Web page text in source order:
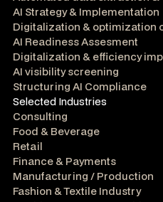
AI Strategy & Implementation
Digitalization & optimization
AI Readiness Assesment
Digitalization & efficiency
AI visibility screening
Structuring AI Compliance
Selected Industries
Consulting
Food & Beverage
Retail
Finance & Payments
Manufacturing / Production
Fashion & Textile Industry